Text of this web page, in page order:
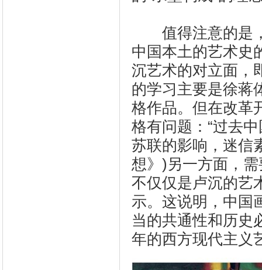
值得注意的是，
中国本土的艺术史
沉艺术的对立面，
的学习主要是徐蒋
格作品。但在改革
格有问题：“过去
苏联的影响，迷信
想》)另一方面，
不仅仅是卢沉的艺
示。这说明，中国
当的共通性和历史
年的西方现代主义